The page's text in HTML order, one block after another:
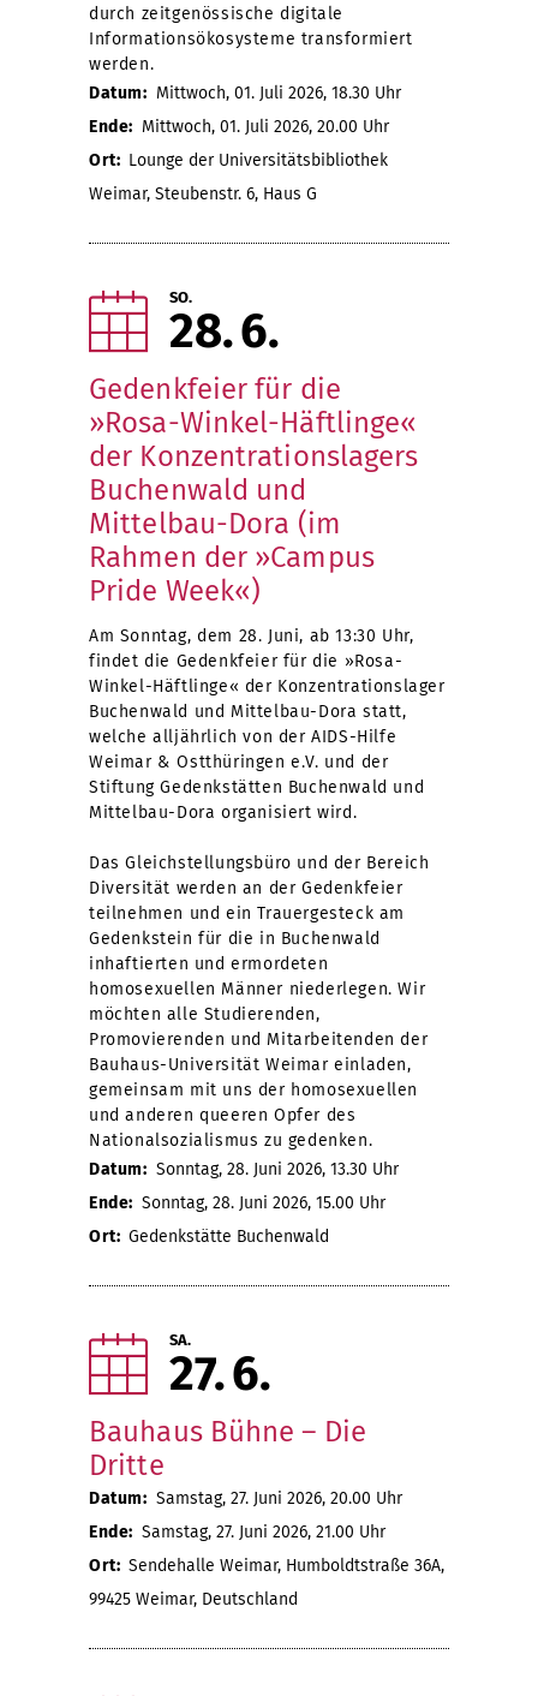
durch zeitgenössische digitale
Informationsökosysteme transformiert
werden.
Datum: Mittwoch, 01. Juli 2026, 18.30 Uhr
Ende: Mittwoch, 01. Juli 2026, 20.00 Uhr
Ort: Lounge der Universitätsbibliothek
Weimar, Steubenstr. 6, Haus G
SO.
28 6
Gedenkfeier für die
»Rosa-Winkel-Häftlinge«
der Konzentrationslagers
Buchenwald und
Mittelbau-Dora (im
Rahmen der »Campus
Pride Week«)
Am Sonntag, dem 28. Juni, ab 13:30 Uhr,
findet die Gedenkfeier für die »Rosa-
Winkel-Häftlinge« der Konzentrationslager
Buchenwald und Mittelbau-Dora statt,
welche alljährlich von der AIDS-Hilfe
Weimar & Ostthüringen e.V. und der
Stiftung Gedenkstätten Buchenwald und
Mittelbau-Dora organisiert wird.
Das Gleichstellungsbüro und der Bereich
Diversität werden an der Gedenkfeier
teilnehmen und ein Trauergesteck am
Gedenkstein für die in Buchenwald
inhaftierten und ermordeten
homosexuellen Männer niederlegen. Wir
möchten alle Studierenden,
Promovierenden und Mitarbeitenden der
Bauhaus-Universität Weimar einladen,
gemeinsam mit uns der homosexuellen
und anderen queeren Opfer des
Nationalsozialismus zu gedenken.
Datum: Sonntag, 28. Juni 2026, 13.30 Uhr
Ende: Sonntag, 28. Juni 2026, 15.00 Uhr
Ort: Gedenkstätte Buchenwald
SA.
27 6
Bauhaus Bühne – Die
Dritte
Datum: Samstag, 27. Juni 2026, 20.00 Uhr
Ende: Samstag, 27. Juni 2026, 21.00 Uhr
Ort: Sendehalle Weimar, Humboldtstraße 36A,
99425 Weimar, Deutschland